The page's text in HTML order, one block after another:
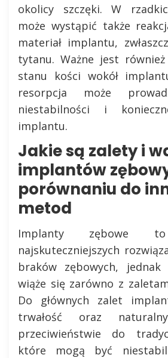
okolicy szczęki. W
może wystąpić także
materiał implantu,
tytanu. Ważne jest
stanu kości wokół
resorpcja może
niestabilności i
implantu.
Jakie są zalety i
implantów
porównaniu do
metod
Implanty zębowe
najskuteczniejszych
braków zębowych, jednak
wiąże się zarówno z
Do głównych zalet
trwałość oraz
przeciwieństwie do
które mogą być